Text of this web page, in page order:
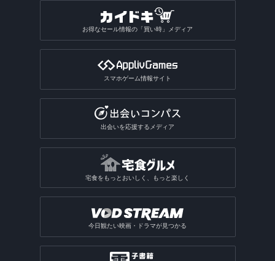
お得なセール情報の「買い時」メディア
スマホゲーム情報サイト
出会いを応援するメディア
宅食をもっとおいしく、もっと楽しく
今日観たい映画・ドラマが見つかる